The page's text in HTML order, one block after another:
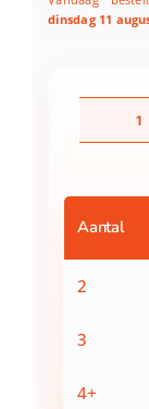
dinsdag 11
Aantal
2
3
4+